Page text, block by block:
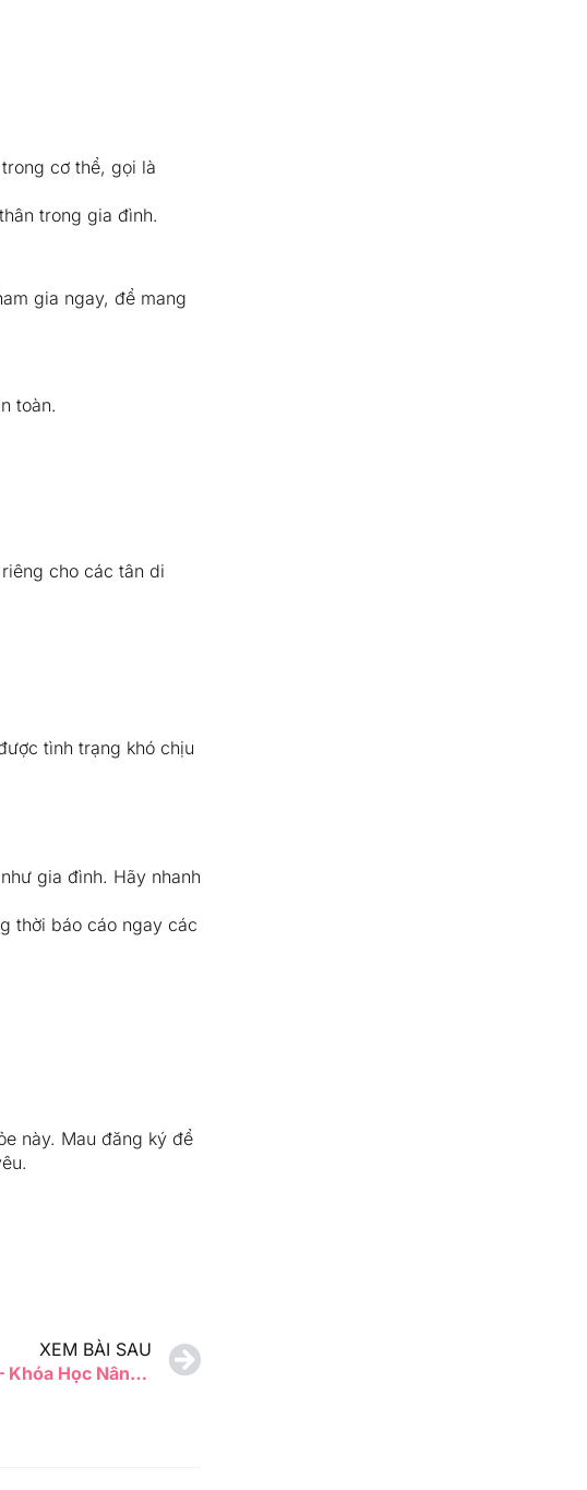
cơ thể, gọi là
trong gia đình.
gia ngay, để mang
toàn.
cho các tân di
tình trạng khó chịu
gia đình. Hãy nhanh
thời báo cáo ngay các
này. Mau đăng ký để
XEM BÀI SAU
KHÓA HỌC MIỄN PHÍ – Khóa Học Nâng Cao Kỹ Năng Tin Học dành cho Tân Di Dân diễn ra vào tháng 5-6